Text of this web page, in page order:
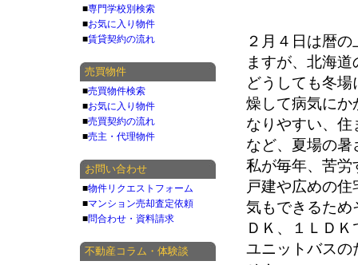
２月４日は暦
ますが、北海
どうしても冬
燥して病気にか
なりやすい、
など、夏場の
私が毎年、苦労
戸建や広めの
気もできるため
ＤＫ、１ＬＤＫ
ユニットバスの
■専門学校別検索
■お気に入り物件
■賃貸契約の流れ
売買物件
■売買物件検索
■お気に入り物件
■売買契約の流れ
■売主・代理物件
お問い合わせ
■物件リクエストフォーム
■マンション売却査定依頼
■問合わせ・資料請求
不動産コラム・体験談